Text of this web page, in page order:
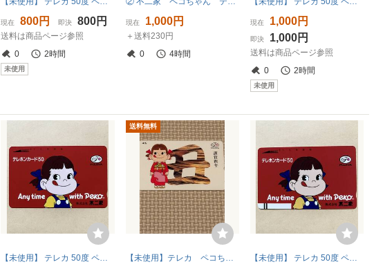
現在 800円 即決 800円
送料は商品ページ参照
0
2時間
未使用
現在 1,000円
＋送料230円
0
4時間
現在 1,000円
即決 1,000円
送料は商品ページ参照
0
2時間
未使用
【未使用】 テレカ 50度 ペコちゃん Any time with Peko 不二家
送料無料
【未使用】テレカ ペコちゃん 丑 不二家 謹賀新年 【未使用】 テレカ 50度 ペコちゃん Any time with Peko 不二家